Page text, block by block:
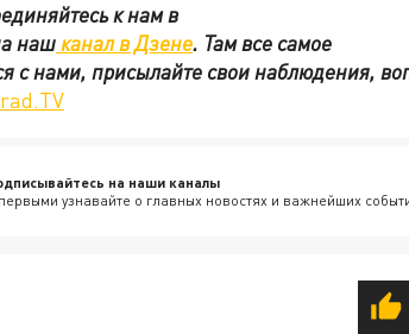
к нам в
нашканал в Дзене. Там все самое
с нами, присылайте свои наблюдения,
на наши каналы
узнавайте о главных новостях и важнейших